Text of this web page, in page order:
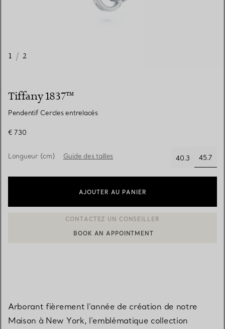
1 / 2
Tiffany 1837™
Pendentif Cercles entrelacés
€ 730
Longueur (cm) Guide des tailles 40.3
45.7
AJOUTER AU PANIER
CONTACTER UN CONSEILLER CLIENT OU PRENDRE RENDEZ-
Arborant fièrement l’année de création de notre
Maison à New York, l’emblématique collection